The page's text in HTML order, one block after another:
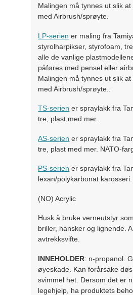
Malingen må tynnes ut slik
med Airbrush/sprøyte.
LP-serien er maling fra
styrolharpikser, styrofoam,
alle de vanlige
påføres med pensel eller
Malingen må tynnes ut slik
med Airbrush/sprøyte..
TS-serien er spraylakk fra
tre, plast med mer.
AS-serien er spraylakk fra
tre, plast med mer. NATO-
PS-serien er spraylakk fra
lexan/polykarbonat karosseri.
(NO) Acrylic
Husk å bruke verneutstyr
briller, hansker og lignende.
avtrekksvifte.
INNEHOLDER: n-propanol.
øyeskade. Kan forårsake
svimmel het. Dersom det er
legehjelp, ha produktets